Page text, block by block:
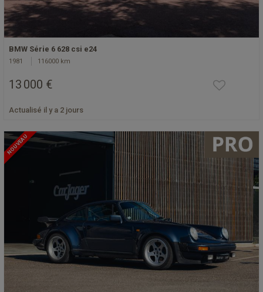
BMW Série 6 628 csi e24
1981 116000 km
13 000 €
Actualisé il y a 2 jours
NOUVEAU